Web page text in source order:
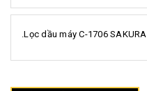
.Lọc dầu máy C-1706 SAKURA